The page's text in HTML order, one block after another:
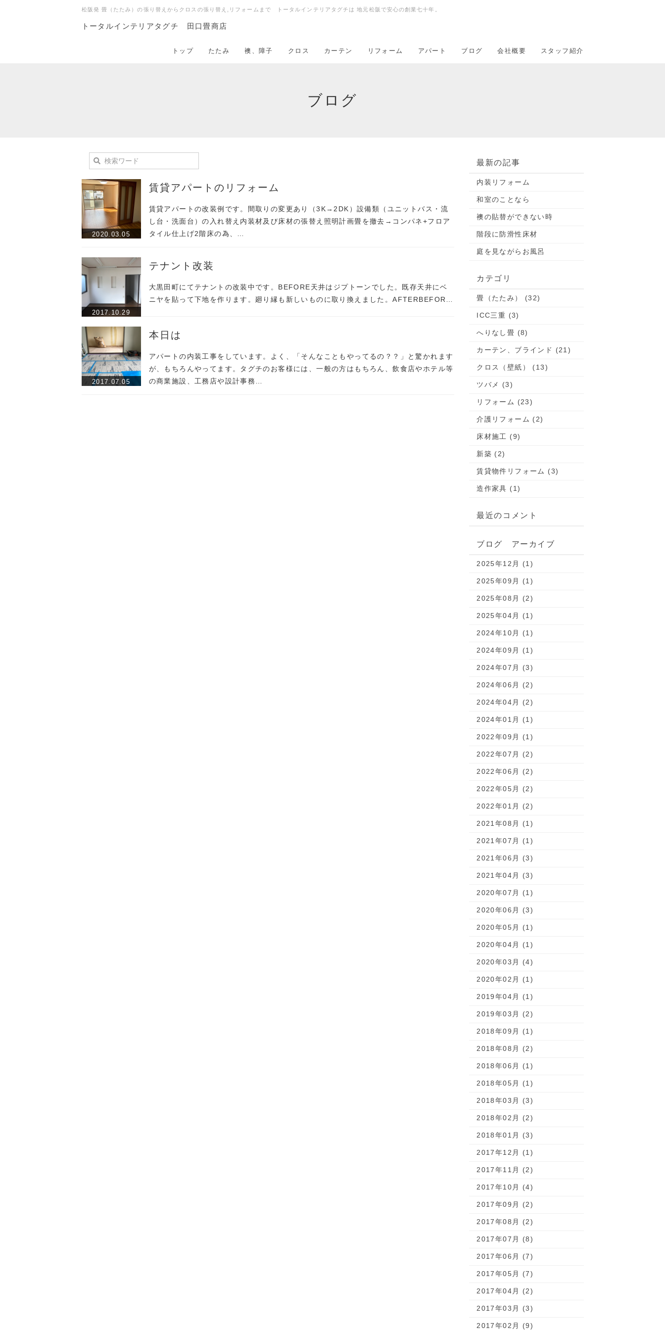
松阪発 畳（たたみ）の張り替えからクロスの張り替え,リフォームまで トータルインテリアタグチは 地元松阪で安心の創業七十年。
トータルインテリアタグチ 田口畳商店
トップ たたみ 襖、障子 クロス カーテン リフォーム アパート ブログ 会社概要 スタッフ紹介
ブログ
2020.03.05
賃貸アパートのリフォーム
賃貸アパートの改装例です。間取りの変更あり（3K→2DK）設備類（ユニットバス・流
し台・洗面台）の入れ替え内装材及び床材の張替え照明計画畳を撤去→コンパネ+フロア
タイル仕上げ2階床の為、…
2017.10.29
テナント改装
大黒田町にてテナントの改装中です。BEFORE天井はジプトーンでした。既存天井にベ
ニヤを貼って下地を作ります。廻り縁も新しいものに取り換えました。AFTERBEFOR…
2017.07.05
本日は
アパートの内装工事をしています。よく、「そんなこともやってるの？？」と驚かれます
が、もちろんやってます。タグチのお客様には、一般の方はもちろん、飲食店やホテル等
の商業施設、工務店や設計事務…
最新の記事
内装リフォーム
和室のことなら
襖の貼替ができない時
階段に防滑性床材
庭を見ながらお風呂
カテゴリ
畳（たたみ） (32)
ICC三重 (3)
へりなし畳 (8)
カーテン、ブラインド (21)
クロス（壁紙） (13)
ツバメ (3)
リフォーム (23)
介護リフォーム (2)
床材施工 (9)
新築 (2)
賃貸物件リフォーム (3)
造作家具 (1)
最近のコメント
ブログ アーカイブ
2025年12月 (1)
2025年09月 (1)
2025年08月 (2)
2025年04月 (1)
2024年10月 (1)
2024年09月 (1)
2024年07月 (3)
2024年06月 (2)
2024年04月 (2)
2024年01月 (1)
2022年09月 (1)
2022年07月 (2)
2022年06月 (2)
2022年05月 (2)
2022年01月 (2)
2021年08月 (1)
2021年07月 (1)
2021年06月 (3)
2021年04月 (3)
2020年07月 (1)
2020年06月 (3)
2020年05月 (1)
2020年04月 (1)
2020年03月 (4)
2020年02月 (1)
2019年04月 (1)
2019年03月 (2)
2018年09月 (1)
2018年08月 (2)
2018年06月 (1)
2018年05月 (1)
2018年03月 (3)
2018年02月 (2)
2018年01月 (3)
2017年12月 (1)
2017年11月 (2)
2017年10月 (4)
2017年09月 (2)
2017年08月 (2)
2017年07月 (8)
2017年06月 (7)
2017年05月 (7)
2017年04月 (2)
2017年03月 (3)
2017年02月 (9)